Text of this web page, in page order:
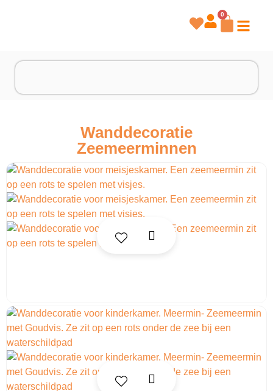
0
Wanddecoratie
Zeemeerminnen